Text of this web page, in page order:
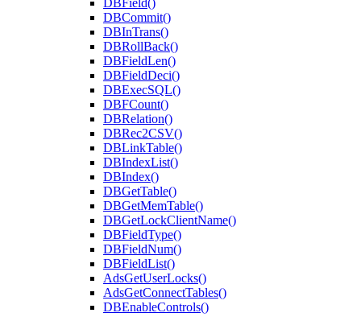
DBField()
DBCommit()
DBInTrans()
DBRollBack()
DBFieldLen()
DBFieldDeci()
DBExecSQL()
DBFCount()
DBRelation()
DBRec2CSV()
DBLinkTable()
DBIndexList()
DBIndex()
DBGetTable()
DBGetMemTable()
DBGetLockClientName()
DBFieldType()
DBFieldNum()
DBFieldList()
AdsGetUserLocks()
AdsGetConnectTables()
DBEnableControls()